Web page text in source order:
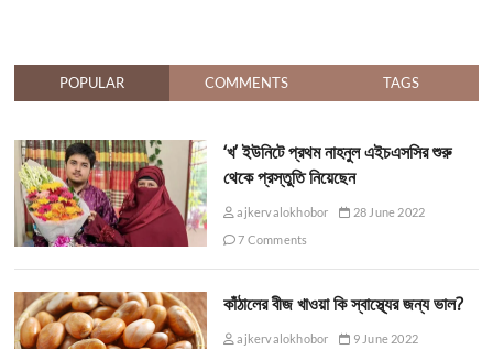
POPULAR COMMENTS TAGS
‘খ’ ইউনিটে প্রথম নাহনুল এইচএসসির শুরু
থেকে প্রস্তুতি নিয়েছেন
ajkervalokhobor
28 June 2022
7 Comments
কাঁঠালের বীজ খাওয়া কি স্বাস্থ্যের জন্য ভাল?
ajkervalokhobor
9 June 2022